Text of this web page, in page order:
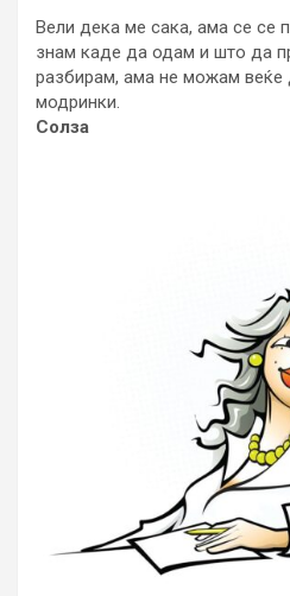
Вели дека ме сака, ама се се
знам каде да одам и што да
разбирам, ама не можам веќе
модринки.
Солза